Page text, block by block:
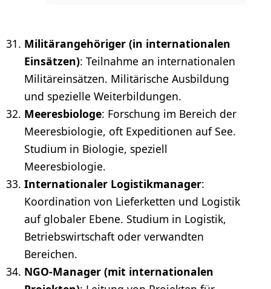
Militärangehöriger (in internationalen
Einsätzen): Teilnahme an internationalen
Militäreinsätzen. Militärische Ausbildung
und spezielle Weiterbildungen.
Meeresbiologe: Forschung im Bereich der
Meeresbiologie, oft Expeditionen auf See.
Studium in Biologie, speziell
Meeresbiologie.
Internationaler Logistikmanager:
Koordination von Lieferketten und Logistik
auf globaler Ebene. Studium in Logistik,
Betriebswirtschaft oder verwandten
Bereichen.
NGO-Manager (mit internationalen